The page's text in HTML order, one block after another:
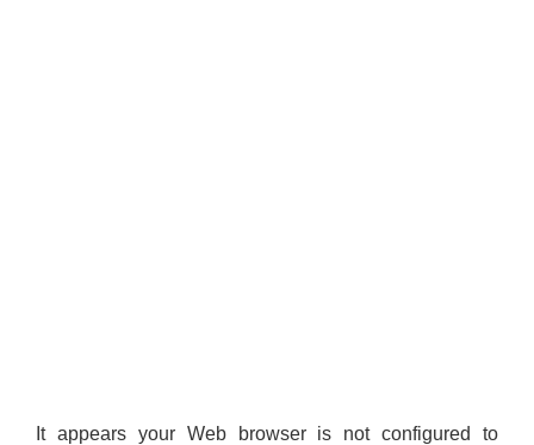
It appears your Web browser is not configured to